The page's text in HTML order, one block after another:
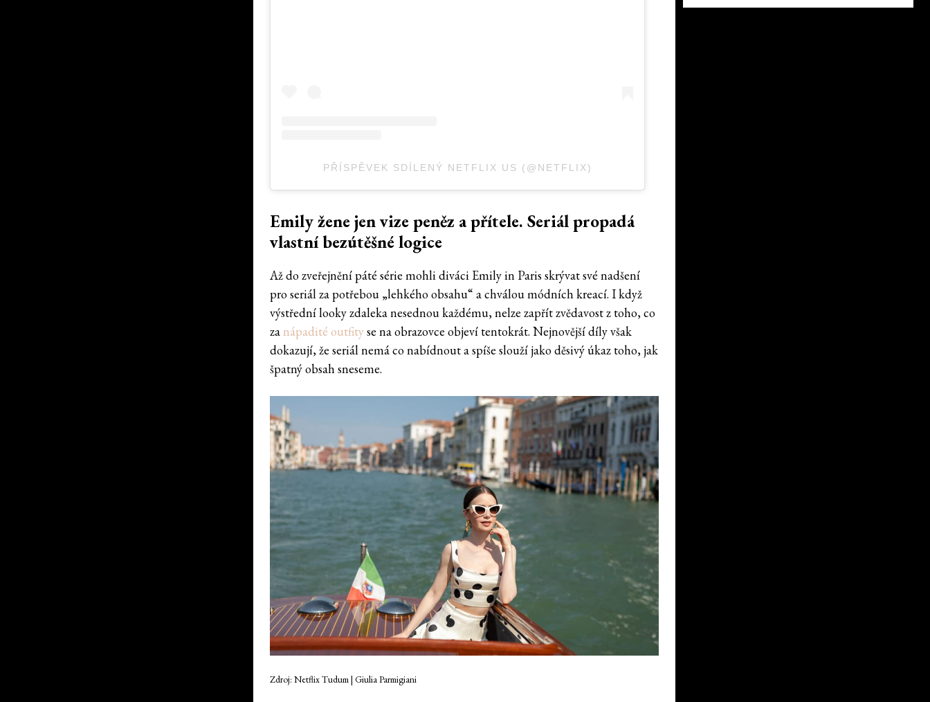
PŘÍSPĚVEK SDÍLENÝ NETFLIX US (@NETFLIX)
Emily žene jen vize peněz a přítele. Seriál propadá
vlastní bezútěšné logice
Až do zveřejnění páté série mohli diváci Emily in Paris skrývat své nadšení
pro seriál za potřebou „lehkého obsahu“ a chválou módních kreací. I když
výstřední looky zdaleka nesednou každému, nelze zapřít zvědavost z toho, co
za nápadité outfityse na obrazovce objeví tentokrát. Nejnovější díly však
dokazují, že seriál nemá co nabídnout a spíše slouží jako děsivý úkaz toho, jak
špatný obsah sneseme.
Zdroj: Netflix Tudum | Giulia Parmigiani